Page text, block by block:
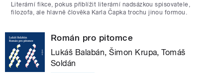
Literární fikce, pokus přiblížit literární nadsázkou spisovatele,
filozofa, ale hlavně člověka Karla Čapka trochu jinou formou.
Román pro pitomce
Lukáš Balabán, Šimon Krupa, Tomáš
Soldán